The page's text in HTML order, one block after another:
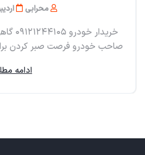
محرابی
صاحب خودرو فرصت صبر کردن
ادامه